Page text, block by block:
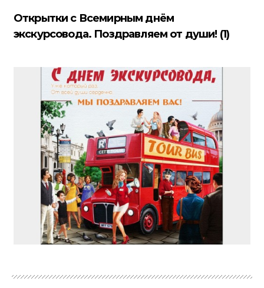
Открытки с Всемирным днём
экскурсовода. Поздравляем от души! (1)